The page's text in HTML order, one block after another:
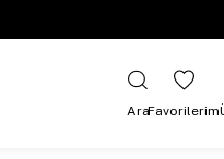
AraFavorilerim